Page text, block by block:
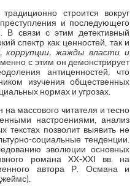
строится вокруг
и последующего
В связи с этим детективный
спектр как ценностей, так и
коррупции, жажды власти и
с этим он демонстрирует
антиценностей, что
изучения общественных
нормах и угрозах.
на массового читателя и тесно
настроениями, анализ
текстах позволит выявить не
социальные тенденции.
эволюции основных
романа XX-XXI вв. на
автора Р. Османа и